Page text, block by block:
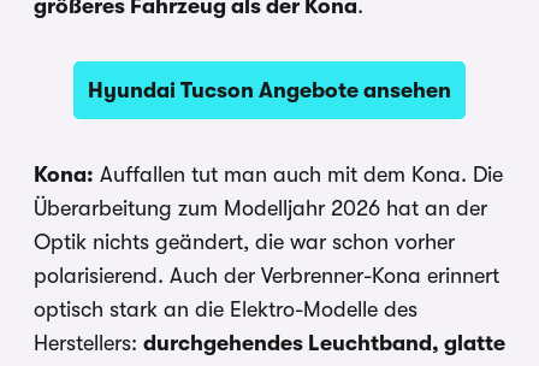
größeres Fahrzeug als der Kona.
Hyundai Tucson Angebote ansehen
Kona: Auffallen tut man auch mit dem Kona. Die
Überarbeitung zum Modelljahr 2026 hat an der
Optik nichts geändert, die war schon vorher
polarisierend. Auch der Verbrenner-Kona erinnert
optisch stark an die Elektro-Modelle des
Herstellers: durchgehendes Leuchtband, glatte